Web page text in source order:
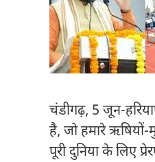
चंडीगढ़, 5 जून-
है, जो हमारे ऋषियों-
पूरी दुनिया के लिए